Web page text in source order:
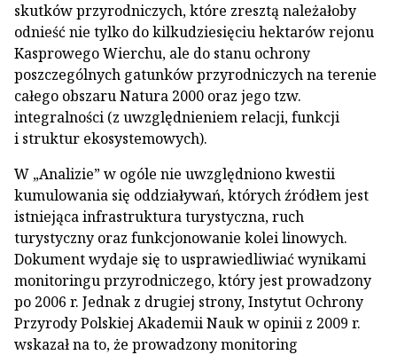
skutków przyrodniczych, które zresztą należałoby
odnieść nie tylko do kilkudziesięciu hektarów rejonu
Kasprowego Wierchu, ale do stanu ochrony
poszczególnych gatunków przyrodniczych na terenie
całego obszaru Natura 2000 oraz jego tzw.
integralności (z uwzględnieniem relacji, funkcji
i struktur ekosystemowych).
W „Analizie” w ogóle nie uwzględniono kwestii
kumulowania się oddziaływań, których źródłem jest
istniejąca infrastruktura turystyczna, ruch
turystyczny oraz funkcjonowanie kolei linowych.
Dokument wydaje się to usprawiedliwiać wynikami
monitoringu przyrodniczego, który jest prowadzony
po 2006 r. Jednak z drugiej strony, Instytut Ochrony
Przyrody Polskiej Akademii Nauk w opinii z 2009 r.
wskazał na to, że prowadzony monitoring